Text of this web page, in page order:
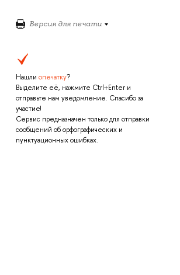
Версия для печати
Нашли опечатку?
Выделите её, нажмите Ctrl+Enter и
отправьте нам уведомление. Спасибо за
участие!
Сервис предназначен только для отправки
сообщений об орфографических и
пунктуационных ошибках.